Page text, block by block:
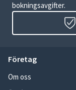
bokningsavgifter.
Företag
Om oss